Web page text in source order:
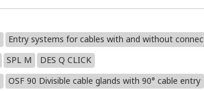
Entry systems for cables with and without
SPL M
DES Q CLICK
OSF 90 Divisible cable glands with 90° cable entry